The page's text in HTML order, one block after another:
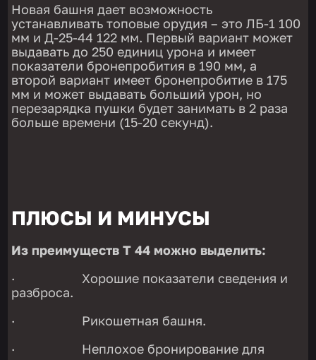
Новая башня дает возможность
устанавливать топовые орудия – это ЛБ-1 100
мм и Д-25-44 122 мм. Первый вариант может
выдавать до 250 единиц урона и имеет
показатели бронепробития в 190 мм, а
второй вариант имеет бронепробитие в 175
мм и может выдавать больший урон, но
перезарядка пушки будет занимать в 2 раза
больше времени (15-20 секунд).
ПЛЮСЫ И МИНУСЫ
Из преимуществ Т 44 можно выделить:
· Хорошие показатели сведения и
разброса.
· Рикошетная башня.
· Неплохое бронирование для